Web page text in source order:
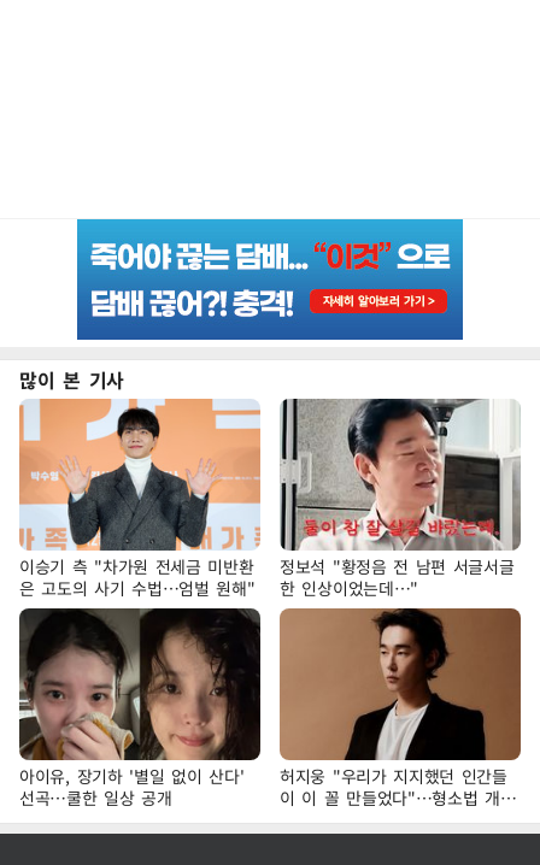
많이 본 기사
이승기 측 "차가원 전세금 미반환
은 고도의 사기 수법…엄벌 원해"
정보석 "황정음 전 남편 서글서글
한 인상이었는데…"
아이유, 장기하 '별일 없이 산다'
선곡…쿨한 일상 공개
허지웅 "우리가 지지했던 인간들
이 이 꼴 만들었다"…형소법 개정
에 격한 반응